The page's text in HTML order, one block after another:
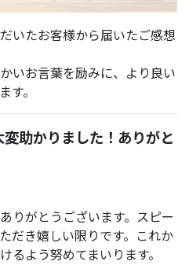
いたお客様から届いたご感想
いお言葉を励みに、より良い
す。
助かりました！ありがと
りがとうございます。スピー
だき嬉しい限りです。これか
るよう努めてまいります。